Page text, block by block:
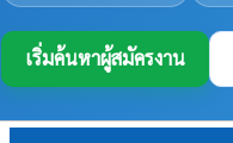
เริ่มค้นหาผู้สมัครงาน